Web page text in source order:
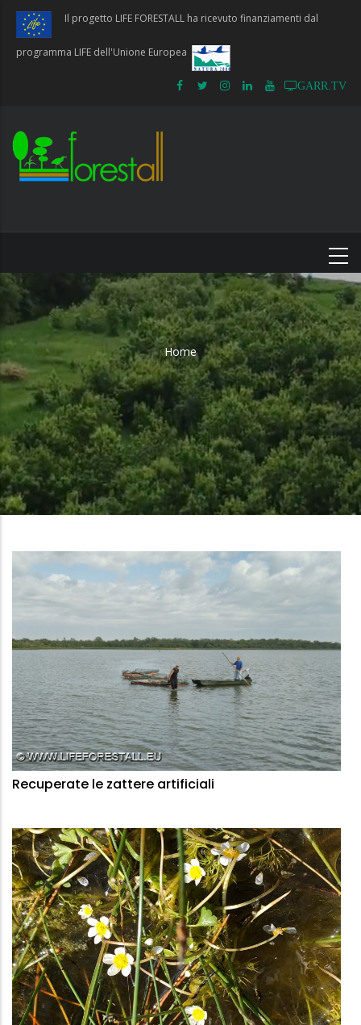
Salta
contenuto
principale
Il progetto LIFE FORESTALL ha ricevuto finanziamenti dal
programma LIFE dell'Unione Europea
GARR.TV
Briciole
Di
Pane
Home
Recuperate le zattere artificiali